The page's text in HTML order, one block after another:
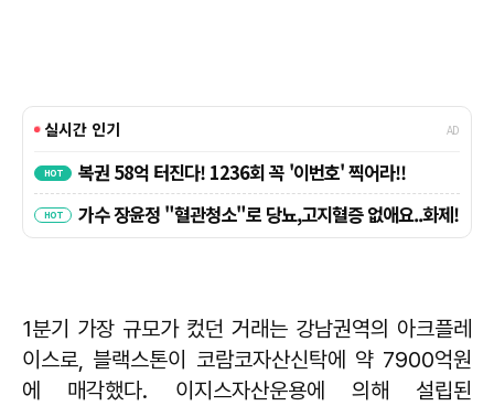
1분기 가장 규모가 컸던 거래는 강남권역의 아크플레
이스로, 블랙스톤이 코람코자산신탁에 약 7900억원
에 매각했다. 이지스자산운용에 의해 설립된